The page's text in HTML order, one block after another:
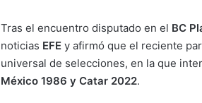
Tras el encuentro disputado en el BC
noticias EFE y afirmó que el reciente
universal de selecciones, en la que
México 1986 y Catar 2022.